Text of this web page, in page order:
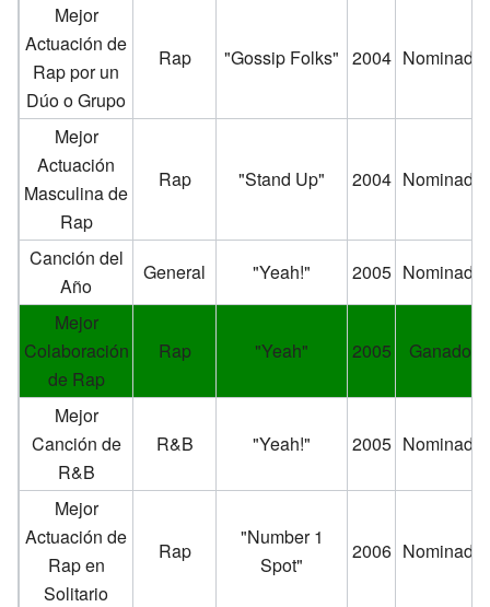
Mejor
Actuación de
Rap por un
Dúo o Grupo
Rap "Gossip Folks" 2004 Nominado
Mejor
Actuación
Masculina de
Rap
Rap "Stand Up" 2004 Nominado
Canción del
Año
General "Yeah!" 2005 Nominado
Mejor
Colaboración
de Rap
Rap "Yeah" 2005 Ganador
Mejor
Canción de
R&B
R&B "Yeah!" 2005 Nominado
Mejor
Actuación de
Rap en
Solitario
Rap
"Number 1
Spot"
2006 Nominado